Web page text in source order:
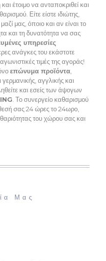
έτοιμο να ανταποκριθεί και
Είτε είστε ιδιώτης,
μας, όποιο και αν είναι το
και τη δυνατότητα να σας
υπηρεσίες
ανάγκες του εκάστοτε
τιμές της αγοράς!
επώνυμα προϊόντα,
γερμανικής, αγγλικής και
και εσείς των άψογων
. Το συνεργείο καθαρισμού
σας 24 ώρες το 24ωρο,
του χώρου σας και
Μας